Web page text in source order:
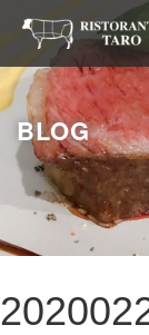
BLOG